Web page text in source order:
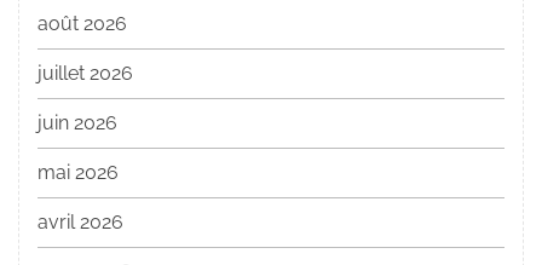
août 2026
juillet 2026
juin 2026
mai 2026
avril 2026